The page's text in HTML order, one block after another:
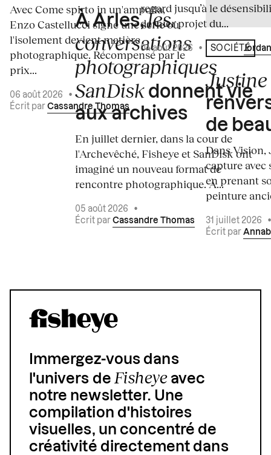
Avec Come spirto in un'ampolla,
Enzo Castellucci signe une série où
l'isolement devient matière
photographique. Récompensé par le
prix...
06 août 2026
•
Écrit par Cassandre Thomas
À Arles,les
conversations
photographiques
SanDisk donnent vie
aux archives
En juillet dernier, dans la cour de
l'Archevêché, Fisheye et SanDisk ont
imaginé un nouveau format de
rencontre photographique. À...
05 août 2026
•
Écrit par Cassandre Thomas
regard jusqu’à le
dernier projet du...
04 août 2026 • Écrit par
SOCIÉTÉ
de
Dans
capture avec
en prenant
peinture
31 juillet 2026
Écrit par
Immergez-vous dans
l'univers de Fisheyeavec
notre newsletter. Une
compilation d'histoires
visuelles, un concentré de
créativité directement dans